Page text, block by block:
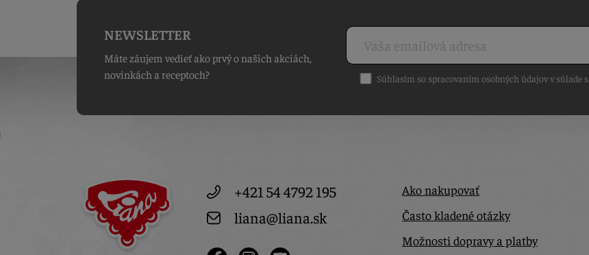
NEWSLETTER
Máte záujem vedieť ako prvý o našich akciách,
novinkách a receptoch?
Súhlasím so spracovaním osobných údajov v súlade s
+421 54 4792 195
liana@liana.sk
Ako nakupovať
Často kladené otázky
Možnosti dopravy a platby